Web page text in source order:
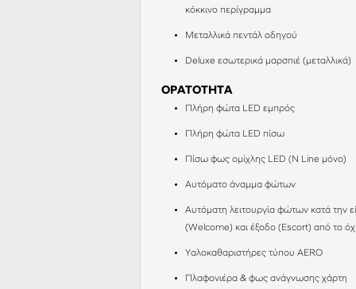
κόκκινο περίγραμμα
Μεταλλικά πεντάλ οδηγού
Deluxe εσωτερικά μαρσπιέ (μεταλλικά)
ΟΡΑΤΟΤΗΤΑ
Πλήρη φώτα LED εμπρός
Πλήρη φώτα LED πίσω
Πίσω φως ομίχλης LED (N Line μόνο)
Αυτόματο άναμμα φώτων
Αυτόματη λειτουργία φώτων κατά την
(Welcome) και έξοδο (Escort) από το
Υαλοκαθαριστήρες τύπου AERO
Πλαφονιέρα & φως ανάγνωσης χάρτη